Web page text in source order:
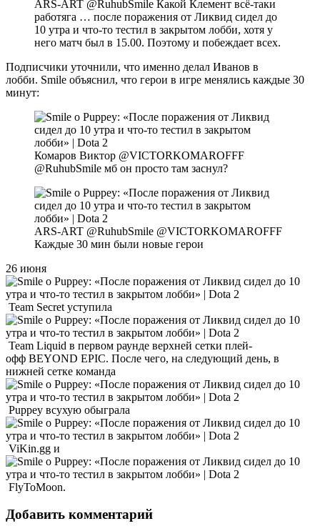
ARS-ART @RuhubSmile Какой Клемент всё-таки
работяга … после поражения от Ликвид сидел до
10 утра и что-то тестил в закрытом лобби, хотя у
него матч был в 15.00. Поэтому и побеждает всех.
Подписчики уточнили, что именно делал Иванов в
лобби. Smile объяснил, что герои в игре менялись каждые 30
минут:
Комаров Виктор @VICTORKOMAROFFF
@RuhubSmile мб он просто там заснул?
ARS-ART @RuhubSmile @VICTORKOMAROFFF
Каждые 30 мин были новые герои
26 июня
Team Secret уступила
Team Liquid в первом раунде верхней сетки плей-
офф BEYOND EPIC. После чего, на следующий день, в
нижней сетке команда
Puppey всухую обыграла
ViKin.gg и
FlyToMoon.
Добавить комментарий